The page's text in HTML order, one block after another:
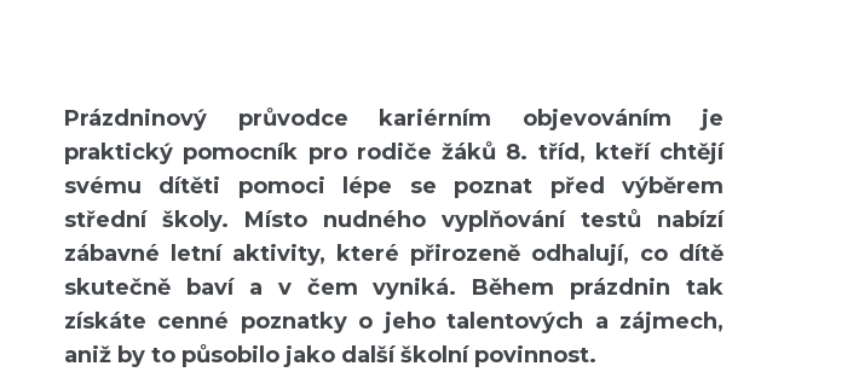
Prázdninový průvodce kariérním objevováním je
praktický pomocník pro rodiče žáků 8. tříd, kteří chtějí
svému dítěti pomoci lépe se poznat před výběrem
střední školy. Místo nudného vyplňování testů nabízí
zábavné letní aktivity, které přirozeně odhalují, co dítě
skutečně baví a v čem vyniká. Během prázdnin tak
získáte cenné poznatky o jeho talentových a zájmech,
aniž by to působilo jako další školní povinnost.